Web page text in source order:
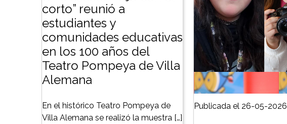
corto” reunió a
estudiantes y
comunidades educativas
en los 100 años del
Teatro Pompeya de Villa
Alemana
En el histórico Teatro Pompeya de
Villa Alemana se realizó la muestra […]
Publicada el 26-05-2026